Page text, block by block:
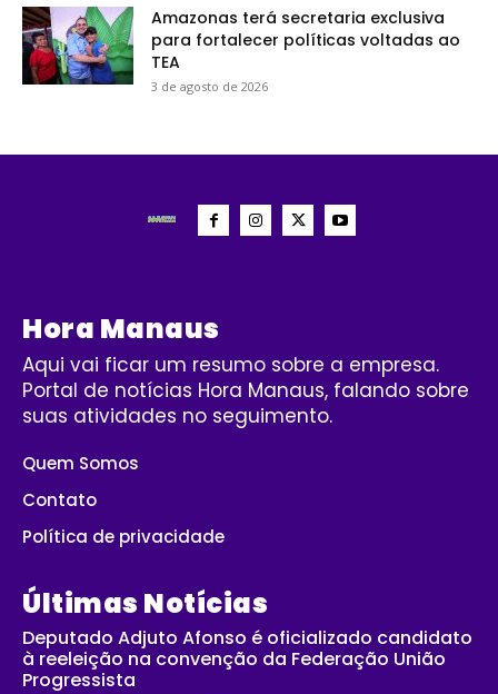
Amazonas terá secretaria exclusiva
para fortalecer políticas voltadas ao
TEA
3 de agosto de 2026
Hora Manaus
Aqui vai ficar um resumo sobre a empresa.
Portal de notícias Hora Manaus, falando sobre
suas atividades no seguimento.
Quem Somos
Contato
Política de privacidade
Últimas Notícias
Deputado Adjuto Afonso é oficializado candidato
à reeleição na convenção da Federação União
Progressista